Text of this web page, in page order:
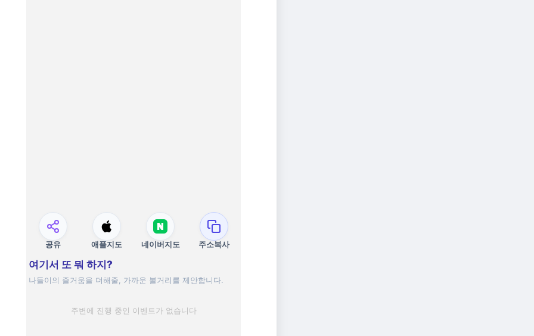
공유 애플지도 네이버지도 주소복사
여기서 또 뭐 하지?
나들이의 즐거움을 더해줄, 가까운 볼거리를 제안합니다.
주변에 진행 중인 이벤트가 없습니다